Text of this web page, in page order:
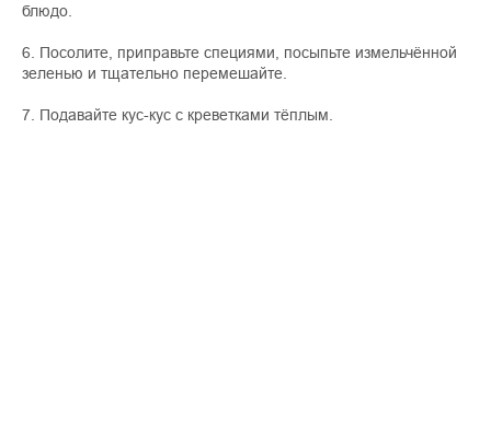
блюдо.
6. Посолите, приправьте специями, посыпьте измельчённой
зеленью и тщательно перемешайте.
7. Подавайте кус-кус с креветками тёплым.